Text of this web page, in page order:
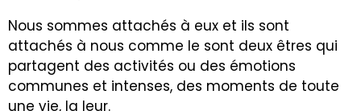
Nous sommes attachés à eux et ils sont
attachés à nous comme le sont deux êtres qui
partagent des activités ou des émotions
communes et intenses, des moments de toute
une vie, la leur.